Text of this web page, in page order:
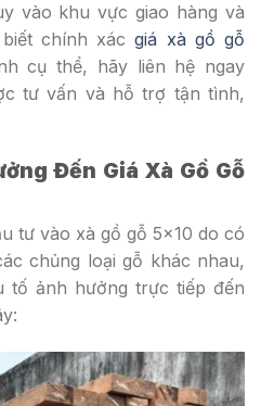
vào khu vực giao hàng và
chính xácgiá xà gồ gỗ
cụ thể, hãy liên hệ ngay
tư vấn và hỗ trợ tận tình,
Đến Giá Xà Gồ Gỗ
tư vào xà gồ gỗ 5×10 do có
chủng loại gỗ khác nhau,
tố ảnh hưởng trực tiếp đến